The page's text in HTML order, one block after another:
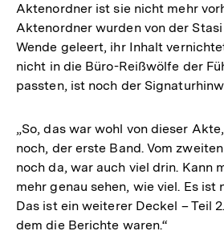
Aktenordner ist sie nicht mehr
Aktenordner wurden von der
Wende geleert, ihr Inhalt
nicht in die Büro-Reißwölfe der
passten, ist noch der
„So, das war wohl von dieser
noch, der erste Band. Vom
noch da, war auch viel drin. Kann
mehr genau sehen, wie viel. Es ist
Das ist ein weiterer Deckel – Teil
dem die Berichte waren.“